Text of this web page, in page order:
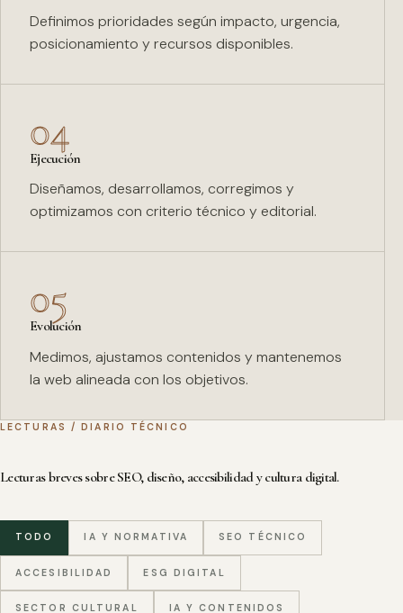
Definimos prioridades según impacto, urgencia,
posicionamiento y recursos disponibles.
04
Ejecución
Diseñamos, desarrollamos, corregimos y
optimizamos con criterio técnico y editorial.
05
Evolución
Medimos, ajustamos contenidos y mantenemos
la web alineada con los objetivos.
LECTURAS / DIARIO TÉCNICO
Lecturas breves sobre SEO, diseño, accesibilidad y cultura digital.
TODO IA Y NORMATIVA SEO TÉCNICO
ACCESIBILIDAD ESG DIGITAL
SECTOR CULTURAL IA Y CONTENIDOS